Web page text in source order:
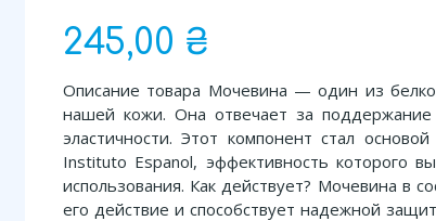
245,00 ₴
Описание товара Мочевина — один из
нашей кожи. Она отвечает за поддержание
эластичности. Этот компонент стал
Instituto Espanol, эффективность которого
использования. Как действует? Мочевина в
его действие и способствует надежной